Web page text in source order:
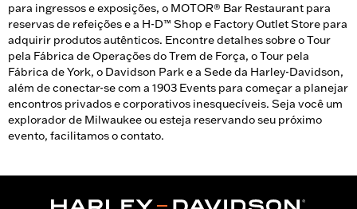
para ingressos e exposições, o MOTOR® Bar Restaurant para
reservas de refeições e a H-D™ Shop e Factory Outlet Store para
adquirir produtos autênticos. Encontre detalhes sobre o Tour
pela Fábrica de Operações do Trem de Força, o Tour pela
Fábrica de York, o Davidson Park e a Sede da Harley-Davidson,
além de conectar-se com a 1903 Events para começar a planejar
encontros privados e corporativos inesquecíveis. Seja você um
explorador de Milwaukee ou esteja reservando seu próximo
evento, facilitamos o contato.